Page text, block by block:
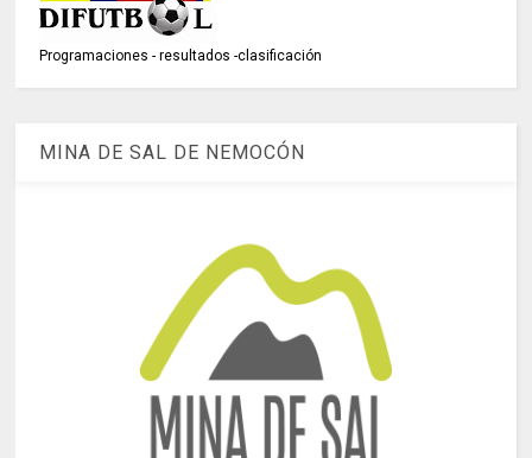
Programaciones - resultados -clasificación
MINA DE SAL DE NEMOCÓN